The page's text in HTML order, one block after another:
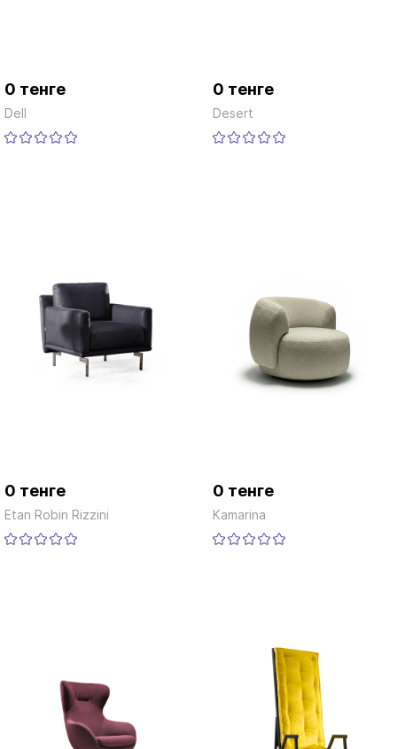
0 тенге
Dell
0 тенге
Desert
0 тенге
Etan Robin Rizzini
0 тенге
Kamarina